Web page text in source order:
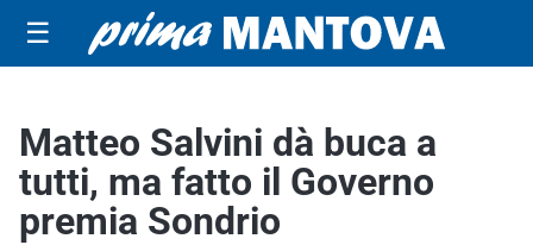
☰
Matteo Salvini dà buca a
tutti, ma fatto il Governo
premia Sondrio